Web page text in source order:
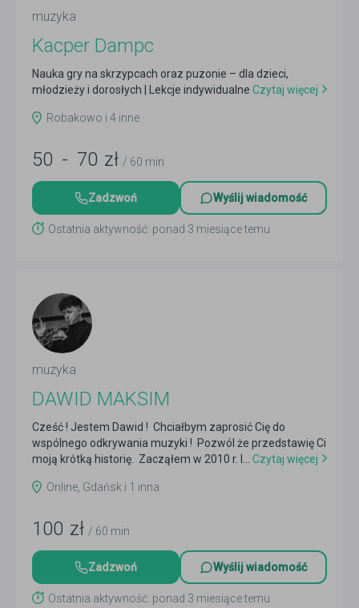
muzyka
Kacper Dampc
Nauka gry na skrzypcach oraz puzonie – dla dzieci,
młodzieży i dorosłych | Lekcje indywidualne Czytaj więcej
Robakowo i 4 inne
50 - 70 zł / 60 min
Zadzwoń Wyślij wiadomość
Ostatnia aktywność: ponad 3 miesiące temu
muzyka
DAWID MAKSIM
Cześć ! Jestem Dawid ! Chciałbym zaprosić Cię do
wspólnego odkrywania muzyki ! Pozwól że przedstawię Ci
moją krótką historię. Zacząłem w 2010 r. I... Czytaj więcej
Online, Gdańsk i 1 inna
100 zł / 60 min
Zadzwoń Wyślij wiadomość
Ostatnia aktywność: ponad 3 miesiące temu